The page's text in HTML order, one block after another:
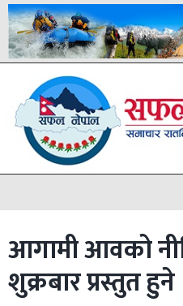
आगामी आवको
शुक्रबार प्रस्तुत हुने